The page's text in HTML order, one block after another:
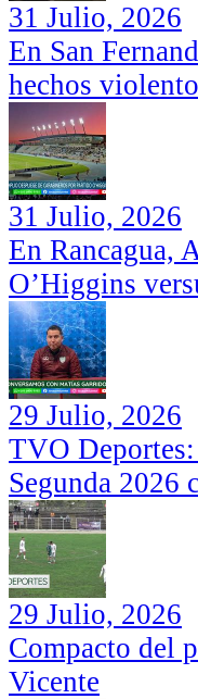
31 Julio, 2026
En San
hechos
31 Julio, 2026
En Rancagua,
O’Higgins
29 Julio, 2026
TVO
Segunda 2026
29 Julio, 2026
Compacto del
Vicente